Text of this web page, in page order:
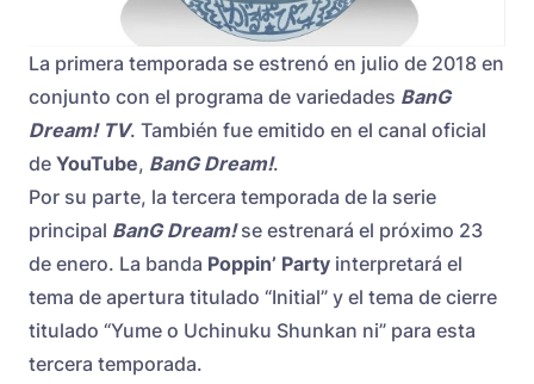
La primera temporada se estrenó en julio de 2018 en
conjunto con el programa de variedades BanG
Dream! TV. También fue emitido en el canal oficial
de YouTube, BanG Dream!.
Por su parte, la tercera temporada de la serie
principal BanG Dream!se estrenará el próximo 23
de enero. La banda Poppin’ Party interpretará el
tema de apertura titulado “Initial” y el tema de cierre
titulado “Yume o Uchinuku Shunkan ni” para esta
tercera temporada.